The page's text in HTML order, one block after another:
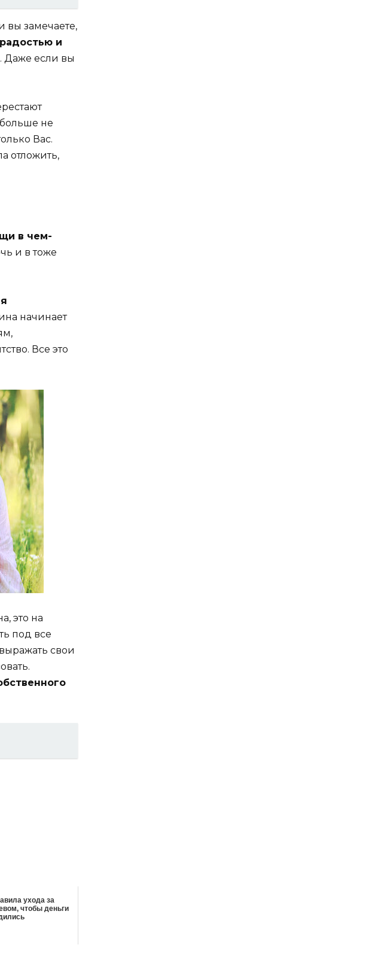
вы замечаете,
и
. Даже если вы
не
Вас.
отложить,
в чем-
и в тоже
начинает
Все это
это на
под все
свои
ухода за
чтобы деньги